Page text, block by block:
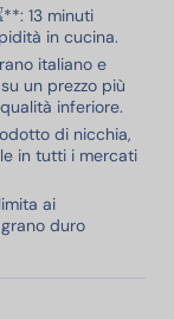
13 minuti
in cucina.
italiano e
un prezzo più
inferiore.
di nicchia,
in tutti i mercati
ai
duro